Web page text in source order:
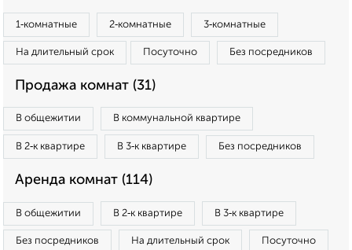
1‑комнатные 2‑комнатные 3‑комнатные
На длительный срок Посуточно Без посредников
Продажа комнат (31)
В общежитии В коммунальной квартире
В 2‑к квартире В 3‑к квартире Без посредников
Аренда комнат (114)
В общежитии В 2‑к квартире В 3‑к квартире
Без посредников На длительный срок Посуточно